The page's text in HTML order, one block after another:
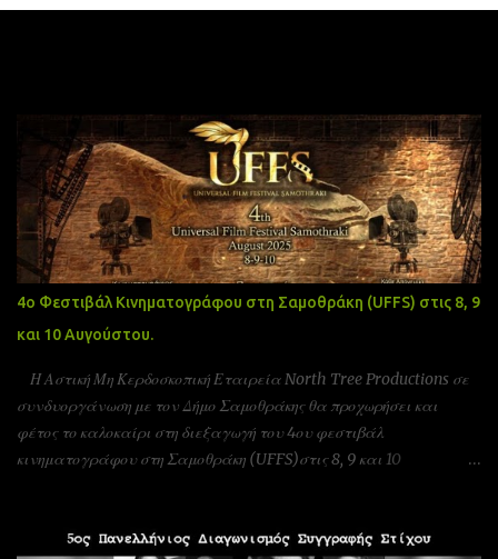
4ο Φεστιβάλ Κινηματογράφου στη Σαμοθράκη (UFFS) στις 8, 9
και 10 Αυγούστου.
Η Αστική Μη Κερδοσκοπική Εταιρεία North Tree Productions σε
συνδυοργάνωση με τον Δήμο Σαμοθράκης θα προχωρήσει και
φέτος το καλοκαίρι στη διεξαγωγή του 4ου φεστιβάλ
κινηματογράφου στη Σαμοθράκη (UFFS)στις 8, 9 και 10
πρεσβίας Τσεχίας όπως επίσης και υπο την Αιγίδα της Unesco